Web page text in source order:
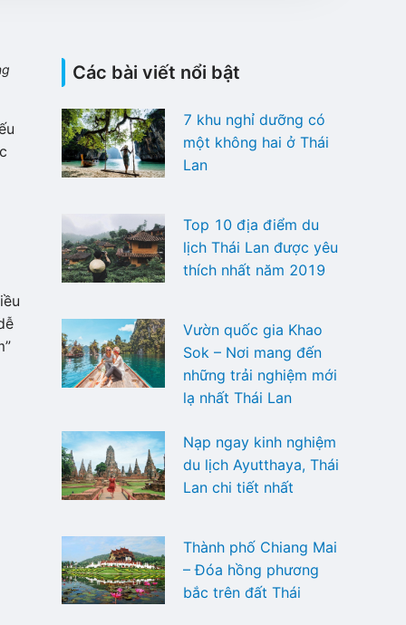
Các bài viết nổi bật
7 khu nghỉ dưỡng có
một không hai ở Thái
Lan
Top 10 địa điểm du
lịch Thái Lan được yêu
thích nhất năm 2019
Vườn quốc gia Khao
Sok – Nơi mang đến
những trải nghiệm mới
lạ nhất Thái Lan
Nạp ngay kinh nghiệm
du lịch Ayutthaya, Thái
Lan chi tiết nhất
Thành phố Chiang Mai
– Đóa hồng phương
bắc trên đất Thái